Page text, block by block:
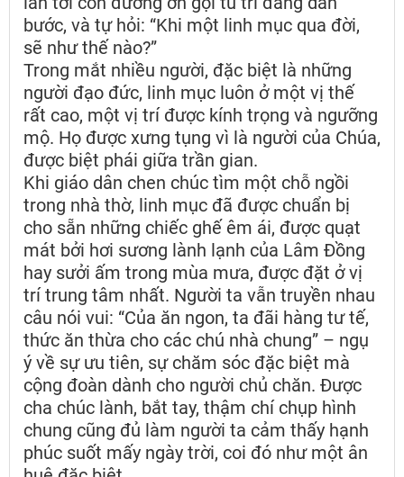
bước, và tự hỏi: “Khi một linh mục qua đời,
sẽ như thế nào?”
Trong mắt nhiều người, đặc biệt là những
người đạo đức, linh mục luôn ở một vị thế
rất cao, một vị trí được kính trọng và ngưỡng
mộ. Họ được xưng tụng vì là người của Chúa,
được biệt phái giữa trần gian.
Khi giáo dân chen chúc tìm một chỗ ngồi
trong nhà thờ, linh mục đã được chuẩn bị
cho sẵn những chiếc ghế êm ái, được quạt
mát bởi hơi sương lành lạnh của Lâm Đồng
hay sưởi ấm trong mùa mưa, được đặt ở vị
trí trung tâm nhất. Người ta vẫn truyền nhau
câu nói vui: “Của ăn ngon, ta đãi hàng tư tế,
thức ăn thừa cho các chú nhà chung” – ngụ
ý về sự ưu tiên, sự chăm sóc đặc biệt mà
cộng đoàn dành cho người chủ chăn. Được
cha chúc lành, bắt tay, thậm chí chụp hình
chung cũng đủ làm người ta cảm thấy hạnh
phúc suốt mấy ngày trời, coi đó như một ân